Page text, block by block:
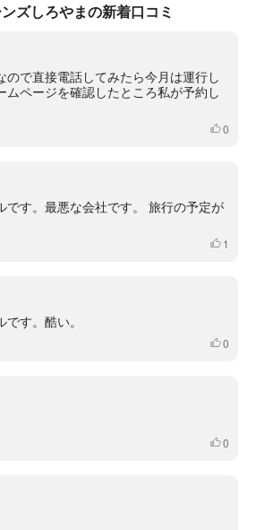
ズしろやまの新着口コミ
ので直接電話してみたら今月は運行し
ムページを確認したところ私が予約し
いいね
0
です。最悪な会社です。 旅行の予定が
いいね
1
す。酷い。
いいね
0
いいね
0